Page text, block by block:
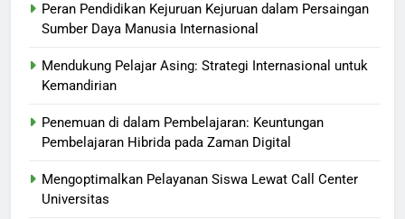
Peran Pendidikan Kejuruan Kejuruan dalam Persaingan
Sumber Daya Manusia Internasional
Mendukung Pelajar Asing: Strategi Internasional untuk
Kemandirian
Penemuan di dalam Pembelajaran: Keuntungan
Pembelajaran Hibrida pada Zaman Digital
Mengoptimalkan Pelayanan Siswa Lewat Call Center
Universitas